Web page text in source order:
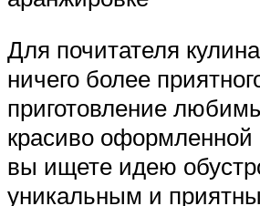
Для почитателя
ничего более
приготовление
красиво оформленной
вы ищете идею
уникальным и